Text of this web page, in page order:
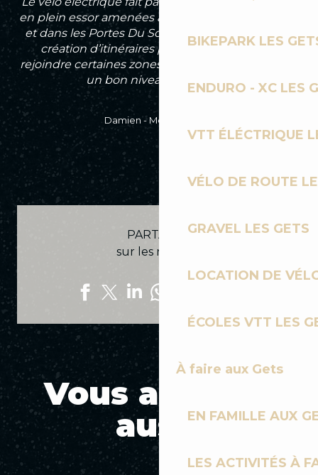
BIKEPARK LES
ENDURO - XC LES
VTT ÉLÉCTRIQUE
VÉLO DE ROUTE
GRAVEL LES GETS
LOCATION DE
ÉCOLES VTT LES
À faire aux Gets
EN FAMILLE AUX
LES ACTIVITÉS À
en plein essor amenées à se développer aux Gets
et dans les Portes Du Soleil. Avec notamment la
création d’itinéraires plus accessibles pour
rejoindre certaines zones qui requiert aujourd’hui
un bon niveau technique.
Damien - Moniteur MCF
PARTAGEZ
sur les réseaux
Vous aimerez
aussi
KIFFE TON RIDE, RESPECTE TON SPOT
: LES RÈGLES DU BIKEPARK DES GETS